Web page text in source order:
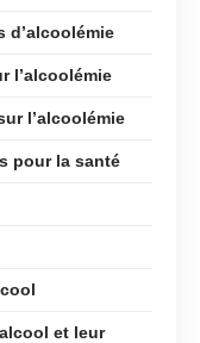
d’alcoolémie
l’alcoolémie
l’alcoolémie
pour la santé
et leur